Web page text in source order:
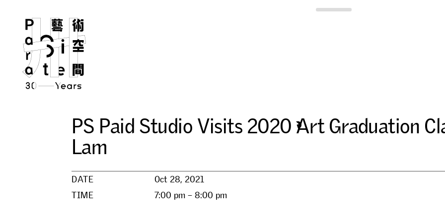
PS Paid Studio Visits 2020 Art Graduation Cl
Lam
DATE
Oct 28, 2021
TIME
7:00 pm – 8:00 pm